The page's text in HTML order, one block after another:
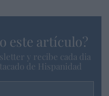
este artículo?
y recibe cada dia
de Hispanidad